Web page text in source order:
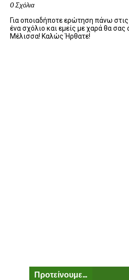
0 Σχόλια
Για οποιαδήποτε ερώτηση πάνω
ένα σχόλιο και εμείς με χαρά θα
Μέλισσα! Καλώς Ήρθατε!
Προτείνουμε...